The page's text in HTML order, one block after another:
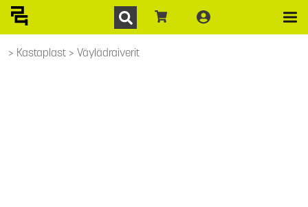
Kastaplast Väylädraiverit